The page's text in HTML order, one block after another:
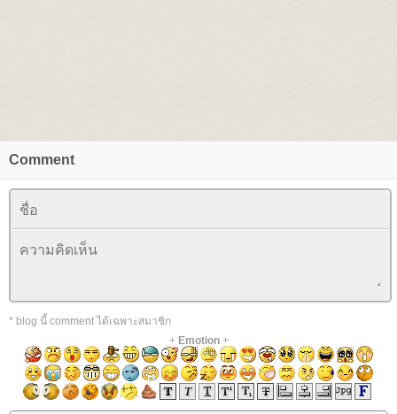
Comment
* blog นี้ comment ได้เฉพาะสมาชิก
+ Emotion+